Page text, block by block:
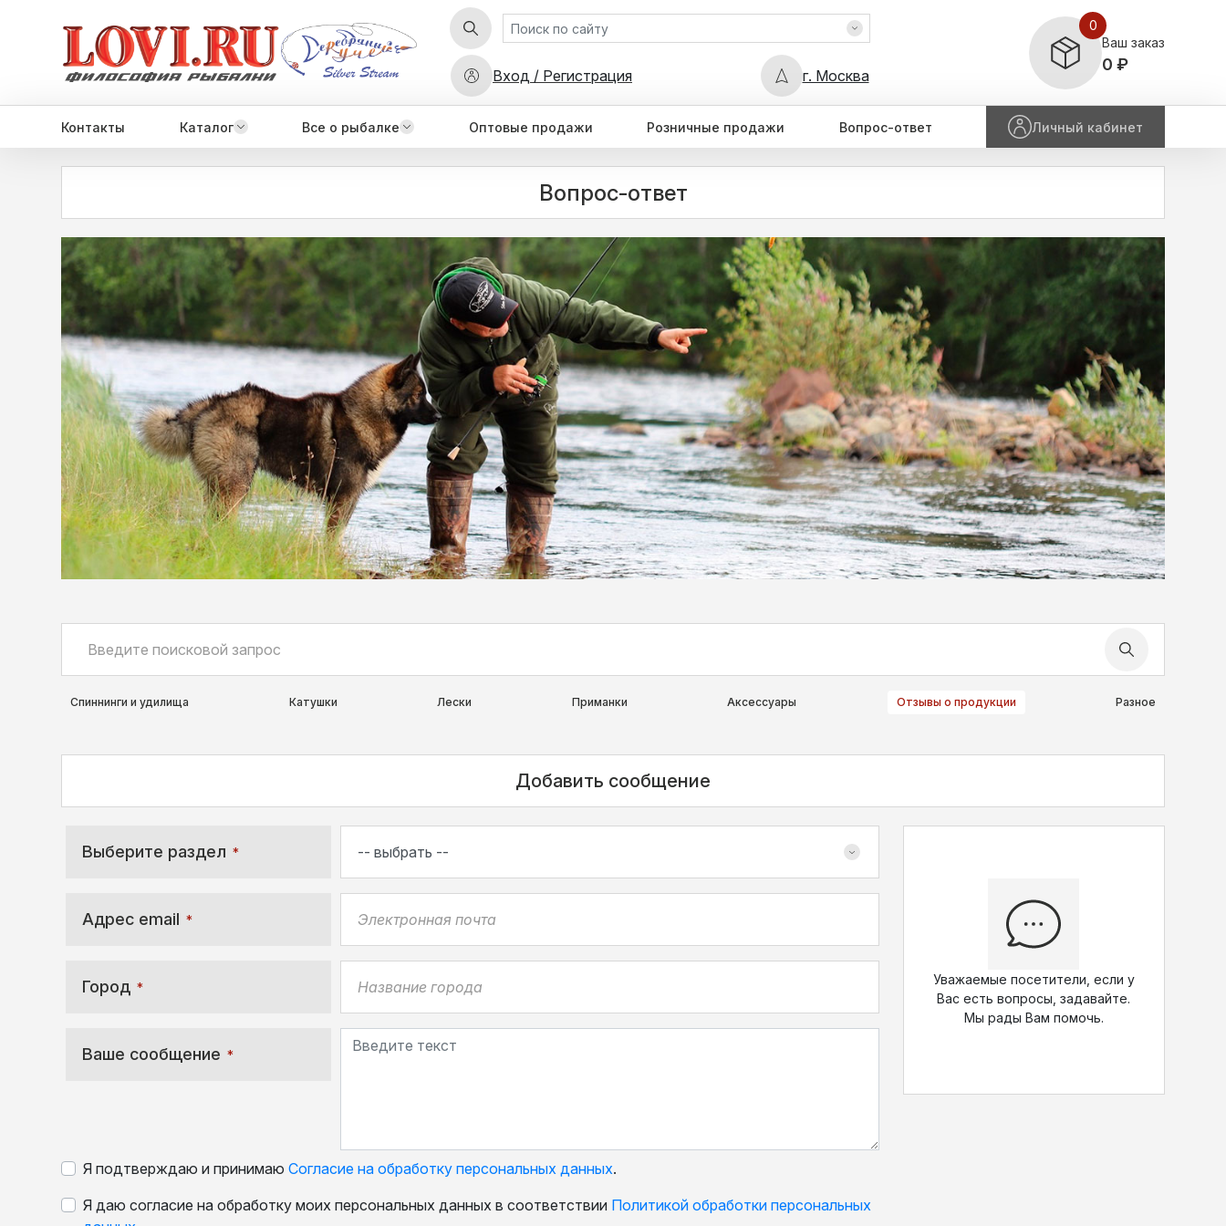
Вход / Регистрация г. Москва
0
Ваш заказ
0 ₽
Контакты Каталог Все о рыбалке Оптовые продажи Розничные продажи Вопрос-ответ Личный кабинет
Вопрос-ответ
Спиннинги и удилища Катушки Лески Приманки Аксессуары Отзывы о продукции Разное
Добавить сообщение
Выберите раздел *
Адрес email *
Город *
Ваше сообщение *
Я подтверждаю и принимаю Согласие на обработку персональных данных.
Я даю согласие на обработку моих персональных данных в соответствии Политикой обработки персональных
Уважаемые посетители, если у
Вас есть вопросы, задавайте.
Мы рады Вам помочь.